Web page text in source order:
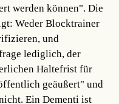
werden können". Die
Weder Blocktrainer
und
lediglich, der
Haltefrist für
geäußert" und
Ein Dementi ist